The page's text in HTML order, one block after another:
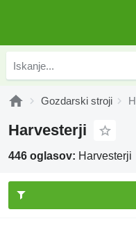
Gozdarski stroji
Harvesterji
446 oglasov: Harvesterji